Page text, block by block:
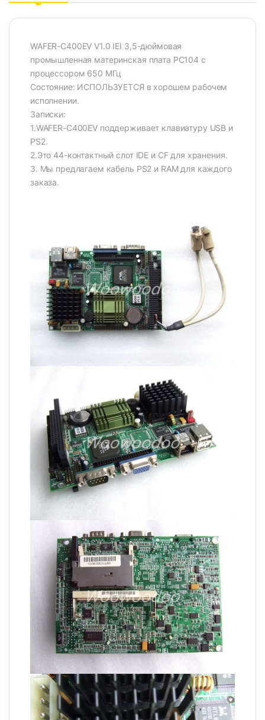
WAFER-C400EV V1.0 IEI 3,5-дюймовая
промышленная материнская плата PC104 с
процессором 650 МГц
Состояние: ИСПОЛЬЗУЕТСЯ в хорошем рабочем
исполнении.
Записки:
1.WAFER-C400EV поддерживает клавиатуру USB и
PS2.
2.Это 44-контактный слот IDE и CF для хранения.
3. Мы предлагаем кабель PS2 и RAM для каждого
заказа.